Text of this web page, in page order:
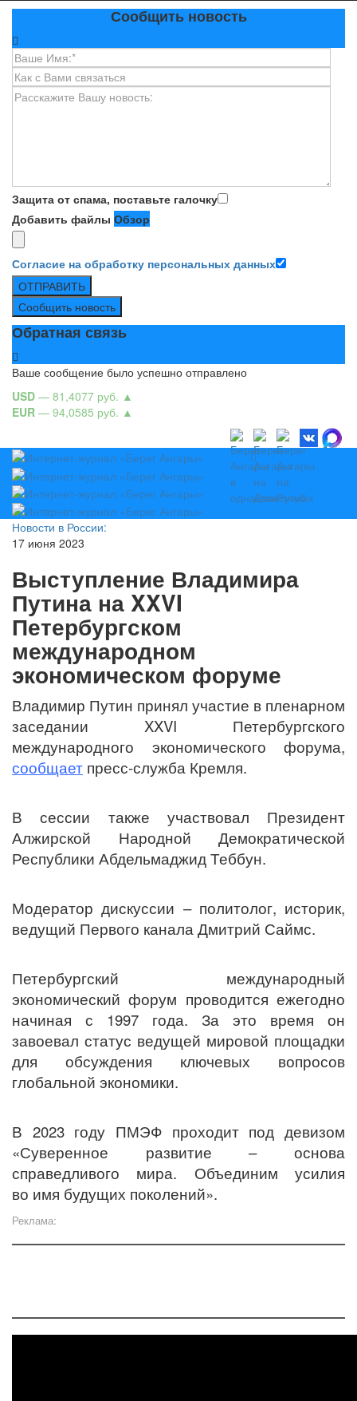
Сообщить новость
Защита от спама, поставьте галочку
Добавить файлы Обзор
Согласие на обработку персональных данных
ОТПРАВИТЬ
Сообщить новость
Обратная связь
Ваше сообщение было успешно отправлено
USD — 81,4077 руб. ▲
EUR — 94,0585 руб. ▲
Новости в России:
17 июня 2023
Выступление Владимира
Путина на XXVI
Петербургском
международном
экономическом форуме
Владимир Путин принял участие в пленарном
заседании XXVI Петербургского
международного экономического форума,
сообщает пресс-служба Кремля.
В сессии также участвовал Президент
Алжирской Народной Демократической
Республики Абдельмаджид Теббун.
Модератор дискуссии – политолог, историк,
ведущий Первого канала Дмитрий Саймс.
Петербургский международный
экономический форум проводится ежегодно
начиная с 1997 года. За это время он
завоевал статус ведущей мировой площадки
для обсуждения ключевых вопросов
глобальной экономики.
В 2023 году ПМЭФ проходит под девизом
«Суверенное развитие – основа
справедливого мира. Объединим усилия
во имя будущих поколений».
Реклама: